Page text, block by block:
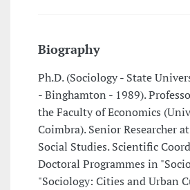
Biography
Ph.D. (Sociology - State
- Binghamton - 1989).
the Faculty of Economics
Coimbra). Senior Researcher
Social Studies. Scientific
Doctoral Programmes in
"Sociology: Cities and Urban